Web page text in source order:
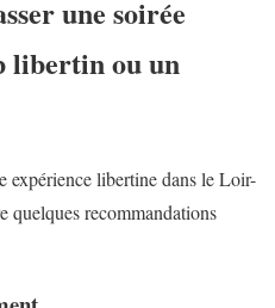
une soirée
libertin ou un
expérience libertine dans le Loir-
quelques recommandations